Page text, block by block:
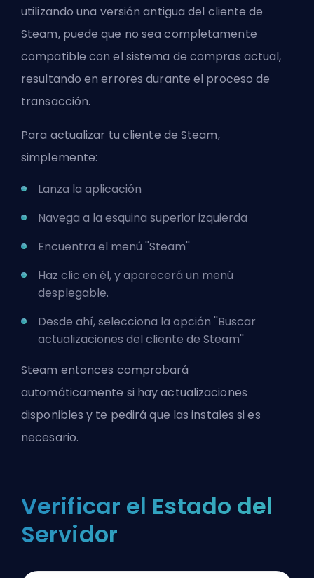
utilizando una versión antigua del cliente de
Steam, puede que no sea completamente
compatible con el sistema de compras actual,
resultando en errores durante el proceso de
transacción.
Para actualizar tu cliente de Steam,
simplemente:
Lanza la aplicación
Navega a la esquina superior izquierda
Encuentra el menú ''Steam''
Haz clic en él, y aparecerá un menú
desplegable.
Desde ahí, selecciona la opción ''Buscar
actualizaciones del cliente de Steam''
Steam entonces comprobará
automáticamente si hay actualizaciones
disponibles y te pedirá que las instales si es
necesario.
Verificar el Estado del
Servidor